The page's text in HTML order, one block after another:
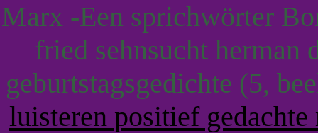
Marx -Een sprichwörter
fried sehnsucht herman
geburtstagsgedichte (5,
luisteren positief gedachte